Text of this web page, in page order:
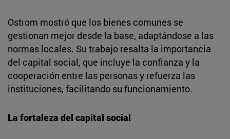
Ostrom mostró que los bienes comunes se
gestionan mejor desde la base, adaptándose a las
normas locales. Su trabajo resalta la importancia
del capital social, que incluye la confianza y la
cooperación entre las personas y refuerza las
instituciones, facilitando su funcionamiento.
La fortaleza del capital social